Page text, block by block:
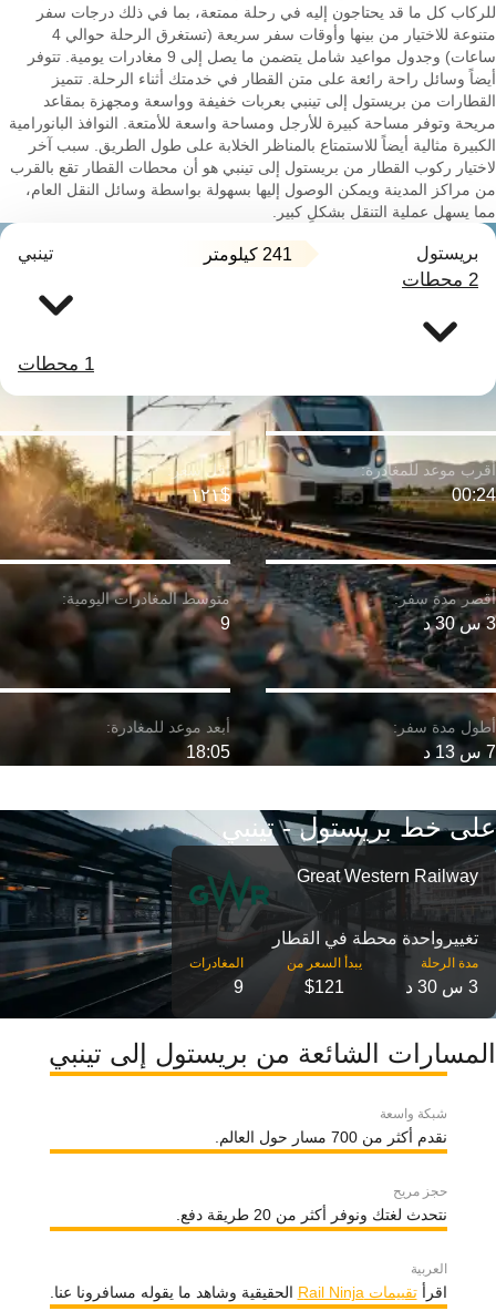
للركاب كل ما قد يحتاجون إليه في رحلة ممتعة، بما في ذلك درجات سفر
متنوعة للاختيار من بينها وأوقات سفر سريعة (تستغرق الرحلة حوالي 4
ساعات) وجدول مواعيد شامل يتضمن ما يصل إلى 9 مغادرات يومية. تتوفر
أيضاً وسائل راحة رائعة على متن القطار في خدمتك أثناء الرحلة. تتميز
القطارات من بريستول إلى تينبي بعربات خفيفة وواسعة ومجهزة بمقاعد
مريحة وتوفر مساحة كبيرة للأرجل ومساحة واسعة للأمتعة. النوافذ البانورامية
الكبيرة مثالية أيضاً للاستمتاع بالمناظر الخلابة على طول الطريق. سبب آخر
لاختيار ركوب القطار من بريستول إلى تينبي هو أن محطات القطار تقع بالقرب
من مراكز المدينة ويمكن الوصول إليها بسهولة بواسطة وسائل النقل العام،
مما يسهل عملية التنقل بشكلٍ كبير.
بريستول 241 كيلومتر تينبي
2 محطات
1 محطات
3 س 30 د
00:24
7 س 13 د
$١٢١
9
18:05
على خط بريستول - تينبي
Great Western Railway
تغییرواحدة محطة في القطار
مدة الرحلة
3 س 30 د $121
9
المسارات الشائعة من بريستول إلى تينبي
شبكة واسعة
نقدم أكثر من 700 مسار حول العالم.
حجز مريح
نتحدث لغتك ونوفر أكثر من 20 طريقة دفع.
العربية
اقرأتقييمات Rail Ninja الحقيقية وشاهد ما يقوله مسافرونا عنا.